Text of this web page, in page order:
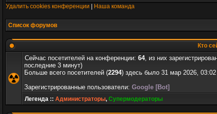
Удалить cookies конференции
Наша команда
Список форумов
Кто
Сейчас посетителей на конференции: 64, из них
последние 3 минут)
Больше всего посетителей (2294) здесь было 31 мар 2026, 03:02
Зарегистрированные пользователи: Google [Bot]
Легенда :: Администраторы, Супермодераторы